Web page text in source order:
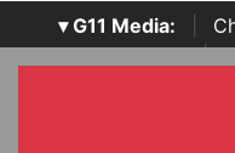
▾ G11 Media:
SecurityOpenLab |